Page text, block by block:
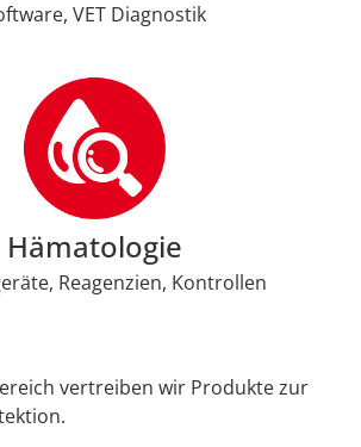
VET Diagnostik
Hämatologie
Reagenzien, Kontrollen
vertreiben wir Produkte zur